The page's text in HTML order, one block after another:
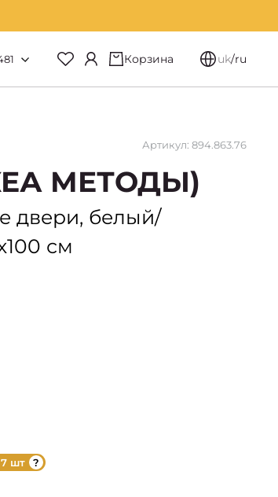
Корзина uk/ru
Артикул: 894.863.76
МЕТОДЫ)
двери, белый/
см
7 шт